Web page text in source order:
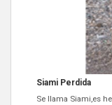
ADOPCIÓN
El ayuntamiento se